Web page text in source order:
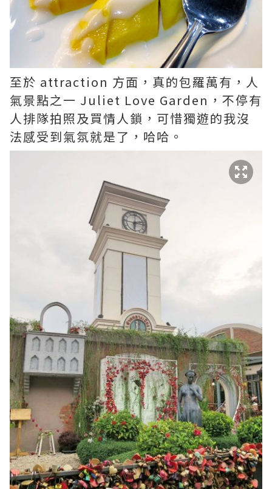
至於 attraction 方面，真的包羅萬有，人
氣景點之一 Juliet Love Garden，不停有
人排隊拍照及買情人鎖，可惜獨遊的我沒
法感受到氣氛就是了，哈哈。